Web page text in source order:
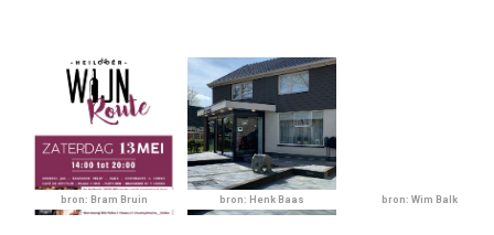
bron: Bram Bruin bron: Henk Baas bron: Wim Balk